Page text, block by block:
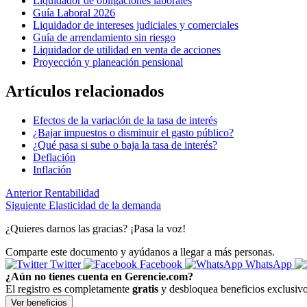
Guía Laboral 2026
Liquidador de intereses judiciales y comerciales
Guía de arrendamiento sin riesgo
Liquidador de utilidad en venta de acciones
Proyección y planeación pensional
Artículos relacionados
Efectos de la variación de la tasa de interés
¿Bajar impuestos o disminuir el gasto público?
¿Qué pasa si sube o baja la tasa de interés?
Deflación
Inflación
Anterior Rentabilidad
Siguiente Elasticidad de la demanda
¿Quieres darnos las gracias? ¡Pasa la voz!
Comparte este documento y ayúdanos a llegar a más personas.
Twitter
Facebook WhatsApp
¿Aún no tienes cuenta en Gerencie.com?
El registro es completamente gratis y desbloquea beneficios
Ver beneficios